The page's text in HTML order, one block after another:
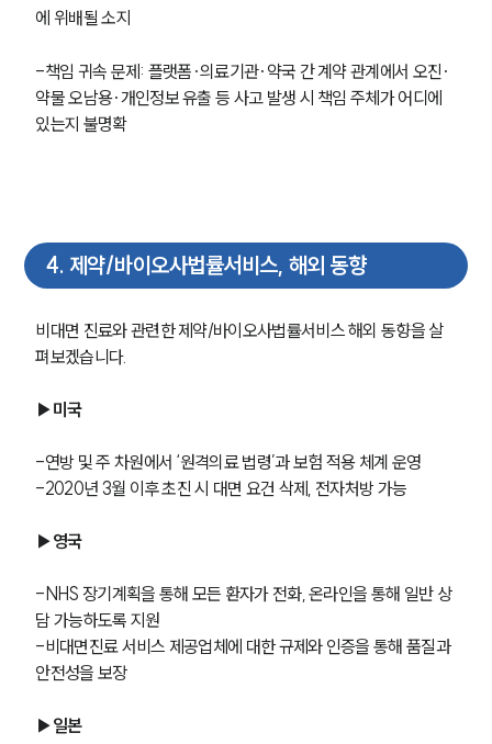
법률지식인
고객후기
구성원 소개
의료전문변호사
언론보도
공지사항
법률 블로그
대륜법률상담예약
에 위배될 소지
-책임 귀속 문제: 플랫폼·의료기관·약국 간 계약 관계에서 오진·
약물 오남용·개인정보 유출 등 사고 발생 시 책임 주체가 어디에
있는지 불명확
4. 제약/바이오사법률서비스, 해외 동향
비대면 진료와 관련한 제약/바이오사법률서비스 해외 동향을 살
펴보겠습니다.
▶미국
-연방 및 주 차원에서 ‘원격의료 법령’과 보험 적용 체계 운영
-2020년 3월 이후 초진 시 대면 요건 삭제, 전자처방 가능
▶영국
-NHS 장기계획을 통해 모든 환자가 전화, 온라인을 통해 일반 상
담 가능하도록 지원
-비대면진료 서비스 제공업체에 대한 규제와 인증을 통해 품질과
안전성을 보장
▶일본